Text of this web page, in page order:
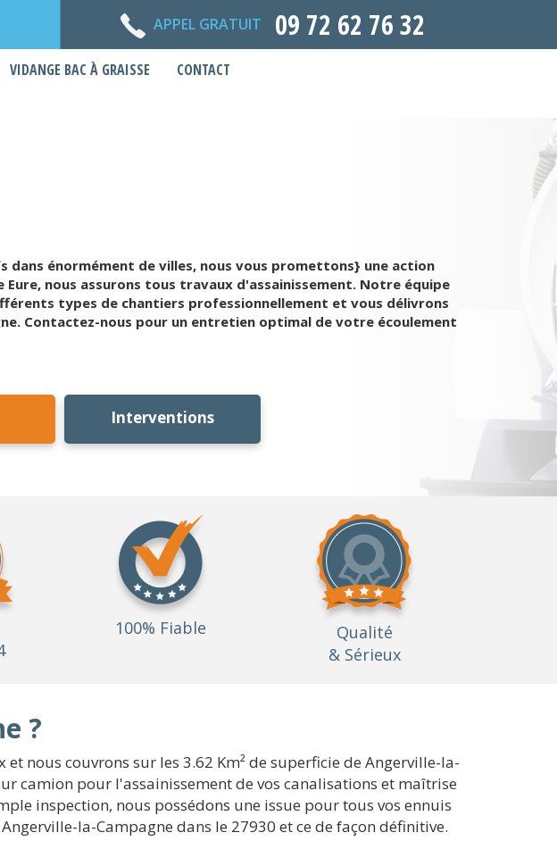
APPEL GRATUIT 09 72 62 76 32
VIDANGE BAC À GRAISSE CONTACT
énormément de villes, nous vous promettons} une action
nous assurons tous travaux d'assainissement. Notre équipe
types de chantiers professionnellement et vous délivrons
Contactez-nous pour un entretien optimal de votre écoulement
Interventions
100% Fiable
Qualité
& Sérieux
?
nous couvrons sur les 3.62 Km² de superficie de Angerville-la-
camion pour l'assainissement de vos canalisations et maîtrise
inspection, nous possédons une issue pour tous vos ennuis
la-Campagne dans le 27930 et ce de façon définitive.